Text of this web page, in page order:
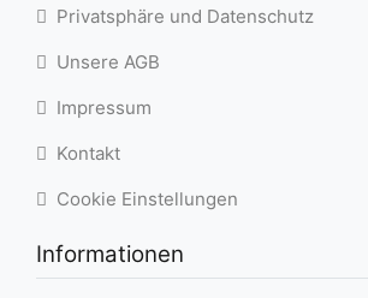
Privatsphäre und Datenschutz
Unsere AGB
Impressum
Kontakt
Cookie Einstellungen
Informationen